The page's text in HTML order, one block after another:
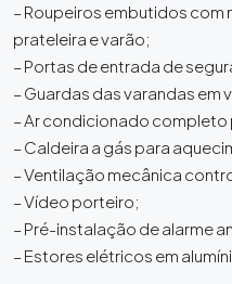
– Roupeiros embutidos com
prateleira e varão;
– Portas de entrada de
– Guardas das varandas em
– Ar condicionado completo
– Caldeira a gás para
– Ventilação mecânica
– Vídeo porteiro;
– Pré-instalação de alarme
– Estores elétricos em